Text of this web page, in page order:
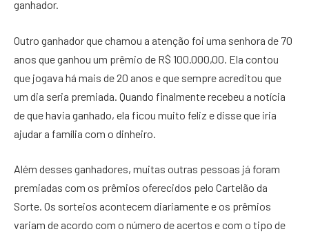
ganhador.
Outro ganhador que chamou a atenção foi uma senhora de 70
anos que ganhou um prêmio de R$ 100.000,00. Ela contou
que jogava há mais de 20 anos e que sempre acreditou que
um dia seria premiada. Quando finalmente recebeu a notícia
de que havia ganhado, ela ficou muito feliz e disse que iria
ajudar a família com o dinheiro.
Além desses ganhadores, muitas outras pessoas já foram
premiadas com os prêmios oferecidos pelo Cartelão da
Sorte. Os sorteios acontecem diariamente e os prêmios
variam de acordo com o número de acertos e com o tipo de